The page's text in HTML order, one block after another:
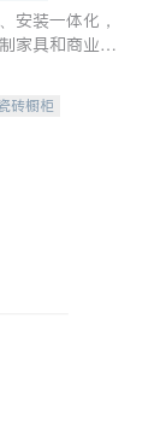
安装一体化，
家具和商业空
砖橱柜